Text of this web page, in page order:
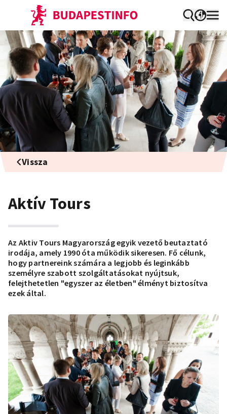
Vissza
Aktív Tours
Az Aktiv Tours Magyarország egyik vezető beutaztató
irodája, amely 1990 óta működik sikeresen. Fő célunk,
hogy partnereink számára a legjobb és leginkább
személyre szabott szolgáltatásokat nyújtsuk,
felejthetetlen "egyszer az életben" élményt biztosítva
ezek által.